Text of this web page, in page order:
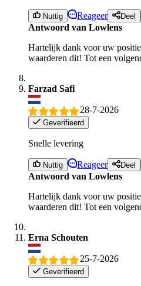
Nuttig Reageer Deel
Antwoord van Lowlens
Hartelijk dank voor uw
waarderen dit! Tot een
Farzad Safi
28-7-2026
Geverifieerd
Snelle levering
Nuttig Reageer Deel
Antwoord van Lowlens
Hartelijk dank voor uw
waarderen dit! Tot een
Erna Schouten
25-7-2026
Geverifieerd